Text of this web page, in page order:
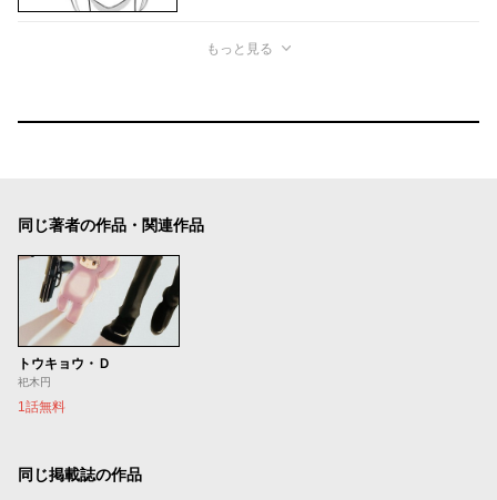
もっと見る
同じ著者の作品・関連作品
トウキョウ・Ｄ
祀木円
1話無料
同じ掲載誌の作品